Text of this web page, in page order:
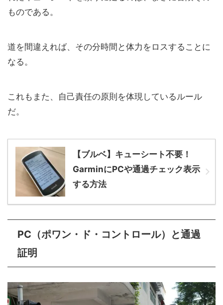
ものである。
道を間違えれば、その分時間と体力をロスすることに
なる。
これもまた、自己責任の原則を体現しているルール
だ。
【ブルベ】キューシート不要！
GarminにPCや通過チェック表示
する方法
PC（ポワン・ド・コントロール）と通過
証明